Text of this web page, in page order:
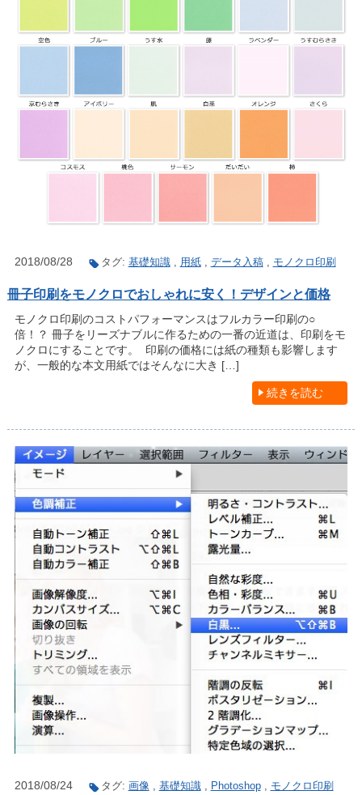
2018/08/28 タグ: 基礎知識, 用紙, データ入稿, モノクロ印刷
冊子印刷をモノクロでおしゃれに安く！デザインと価格
モノクロ印刷のコストパフォーマンスはフルカラー印刷の○
倍！？ 冊子をリーズナブルに作るための一番の近道は、印刷をモ
ノクロにすることです。 印刷の価格には紙の種類も影響します
が、一般的な本文用紙ではそんなに大き […]
続きを読む
2018/08/24 タグ: 画像 基礎知識, Photoshop, モノクロ印刷